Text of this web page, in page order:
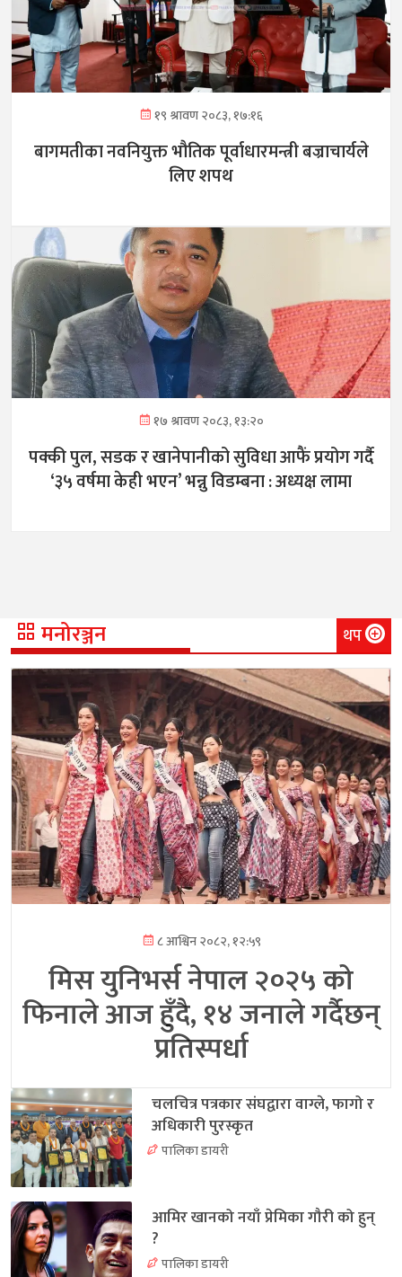
१९ श्रावण २०८३, १७:१६
बागमतीका नवनियुक्त भौतिक पूर्वाधारमन्त्री बज्राचार्यले
लिए शपथ
१७ श्रावण २०८३, १३:२०
पक्की पुल, सडक र खानेपानीको सुविधा आफैं प्रयोग गर्दै
‘३५ वर्षमा केही भएन’ भन्नु विडम्बना : अध्यक्ष लामा
मनोरञ्जन थप
८ आश्विन २०८२, १२:५९
मिस युनिभर्स नेपाल २०२५ को
फिनाले आज हुँदै, १४ जनाले गर्दैछन्
प्रतिस्पर्धा
चलचित्र पत्रकार संघद्वारा वाग्ले, फागो र
अधिकारी पुरस्कृत
पालिका डायरी
आमिर खानको नयाँ प्रेमिका गौरी को हुन्
?
पालिका डायरी